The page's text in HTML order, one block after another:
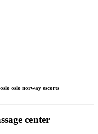
oslo norway escorts
center